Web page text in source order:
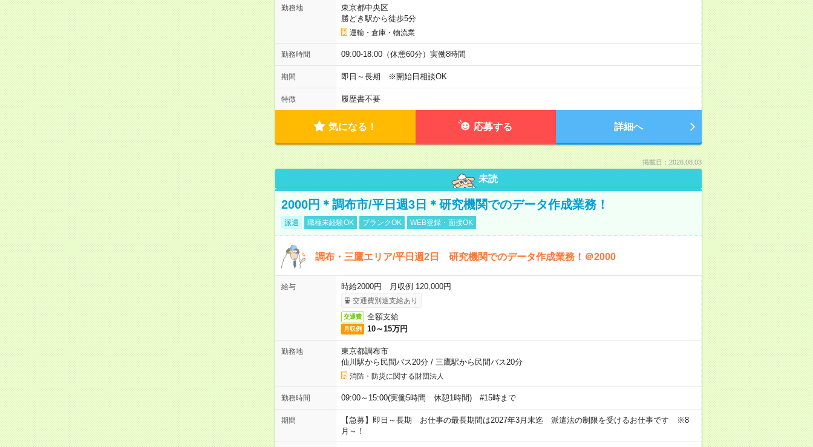
勤務地
東京都中央区
勝どき駅から徒歩5分
運輸・倉庫・物流業
勤務時間 09:00-18:00（休憩60分）実働8時間
期間 即日～長期 ※開始日相談OK
特徴 履歴書不要
気になる！ 応募する 詳細へ
掲載日：2026.08.03
未読
2000円＊調布市/平日週3日＊研究機関でのデータ作成業務！
派遣 職種未経験OK ブランクOK WEB登録・面接OK
調布・三鷹エリア/平日週2日 研究機関でのデータ作成業務！＠2000
給与 時給2000円 月収例 120,000円
交通費別途支給あり
交通費 全額支給
月収例 10～15万円
勤務地
東京都調布市
仙川駅から民間バス20分/ 三鷹駅から民間バス20分
消防・防災に関する財団法人
勤務時間 09:00～15:00(実働5時間 休憩1時間) #15時まで
期間
【急募】即日～長期 お仕事の最長期間は2027年3月末迄 派遣法の制限を受けるお仕事です ※8
月～！